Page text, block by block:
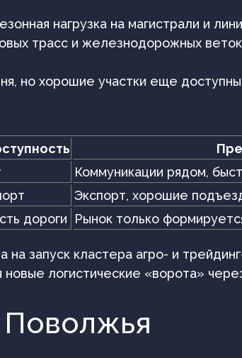
нагрузка на магистрали и
трасс и железнодорожных
но хорошие участки еще
Коммуникации рядом,
Экспорт, хорошие
дороги Рынок только
запуск кластера агро- и
новые логистические «ворота»
Поволжья